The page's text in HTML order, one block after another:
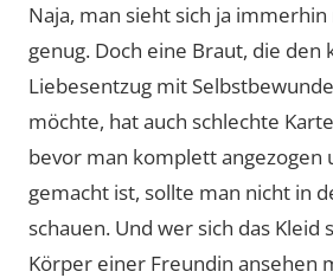
Naja, man sieht sich ja
genug. Doch eine Braut, die den
Liebesentzug mit
möchte, hat auch schlechte
bevor man komplett angezogen
gemacht ist, sollte man nicht in
schauen. Und wer sich das Kleid
Körper einer Freundin ansehen